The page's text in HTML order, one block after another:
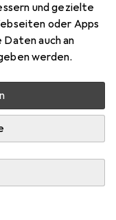
und gezielte
oder Apps
auch an
werden.